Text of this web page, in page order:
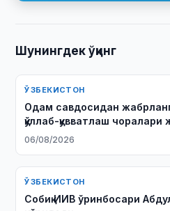
Шунингдек ўқинг
ЎЗБЕКИСТОН
Одам савдосидан
қўллаб-қувватлаш
06/08/2026
ЎЗБЕКИСТОН
Собиқ ИИВ ўринбосари